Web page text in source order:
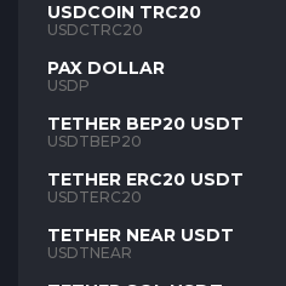
USDCOIN TRC20
USDCTRC20
PAX DOLLAR
USDP
TETHER BEP20 USDT
USDTBEP20
TETHER ERC20 USDT
USDTERC20
TETHER NEAR USDT
USDTNEAR